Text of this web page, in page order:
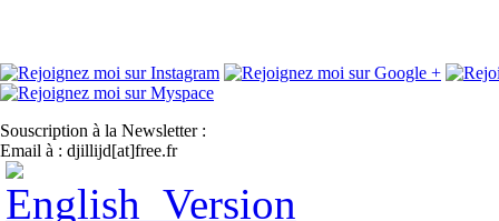
Souscription à la Newsletter :
Email à : djillijd[at]free.fr